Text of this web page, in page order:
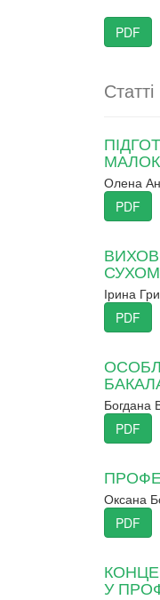
PDF
Статті
Олена
PDF
Ірина
PDF
Богдана
PDF
Оксана
PDF
У